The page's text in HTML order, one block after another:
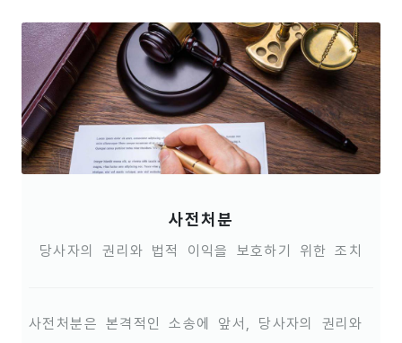
사전처분
당사자의 권리와 법적 이익을 보호하기 위한 조치
사전처분은 본격적인 소송에 앞서, 당사자의 권리와